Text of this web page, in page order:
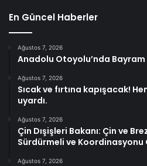
En Güncel Haberler
Ağustos 7, 2026
Anadolu Otoyolu’nda Bayram
Ağustos 7, 2026
Sıcak ve fırtına kapışacak!
uyardı.
Ağustos 7, 2026
Çin Dışişleri Bakanı: Çin ve
Sürdürmeli ve
Ağustos 7, 2026